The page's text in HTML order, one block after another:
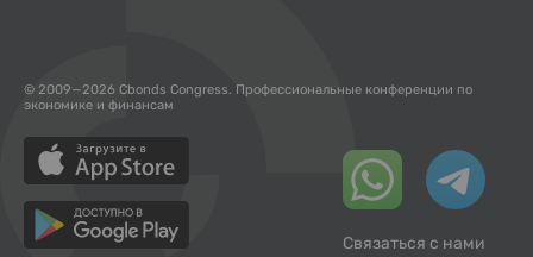
© 2009—2026 Cbonds Congress. Профессиональные конференции по
экономике и финансам
Связаться с нами